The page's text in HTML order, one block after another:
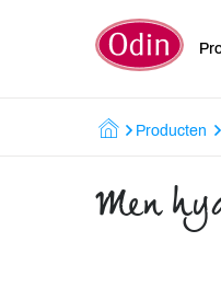
Producten
Men